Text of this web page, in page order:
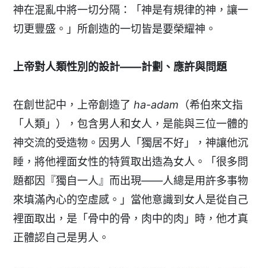
神在混亂中將一切分隔：「神是有規律的神，讓一
切更豐盛。」所創造的一切皆是要榮耀神。
上帝對人類性別的設計——計劃、應許與問題
在創世記中，上帝創造了ha-adam （希伯來文指
「人類」），包含男人和女人，是能與三位一體的
神交流的受造物。因男人「獨居不好」，神讓他沉
睡，將他裡面女性的特質取出造為女人。「很多問
題都因『獨自一人』而出現——人總是用許多事物
來填滿內心的空虛感。」當他意識到女人是從自己
裡面取出，是「骨中的骨，肉中的肉」時，他才真
正體認自己是男人。